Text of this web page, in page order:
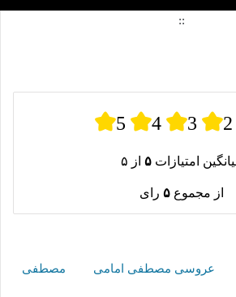
::
5 4 3 2
امتیازات ۵ از ۵
از مجموع ۵ رای
عروسی مصطفی امامی
مصطفی